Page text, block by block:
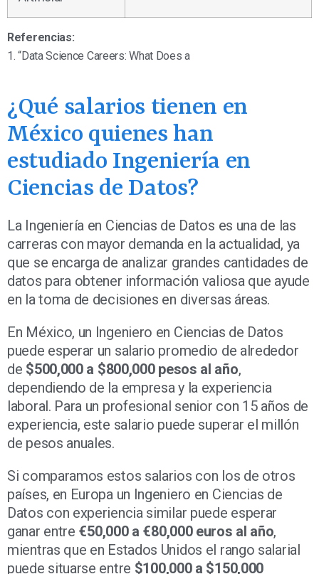
Referencias:
1. “Data Science Careers: What Does a
¿Qué salarios tienen en
México quienes han
estudiado Ingeniería en
Ciencias de Datos?
La Ingeniería en Ciencias de Datos es una de las
carreras con mayor demanda en la actualidad, ya
que se encarga de analizar grandes cantidades de
datos para obtener información valiosa que ayude
en la toma de decisiones en diversas áreas.
En México, un Ingeniero en Ciencias de Datos
puede esperar un salario promedio de alrededor
de $500,000 a $800,000 pesos al año,
dependiendo de la empresa y la experiencia
laboral. Para un profesional senior con 15 años de
experiencia, este salario puede superar el millón
de pesos anuales.
Si comparamos estos salarios con los de otros
países, en Europa un Ingeniero en Ciencias de
Datos con experiencia similar puede esperar
ganar entre €50,000 a €80,000 euros al año,
mientras que en Estados Unidos el rango salarial
puede situarse entre $100,000 a $150,000